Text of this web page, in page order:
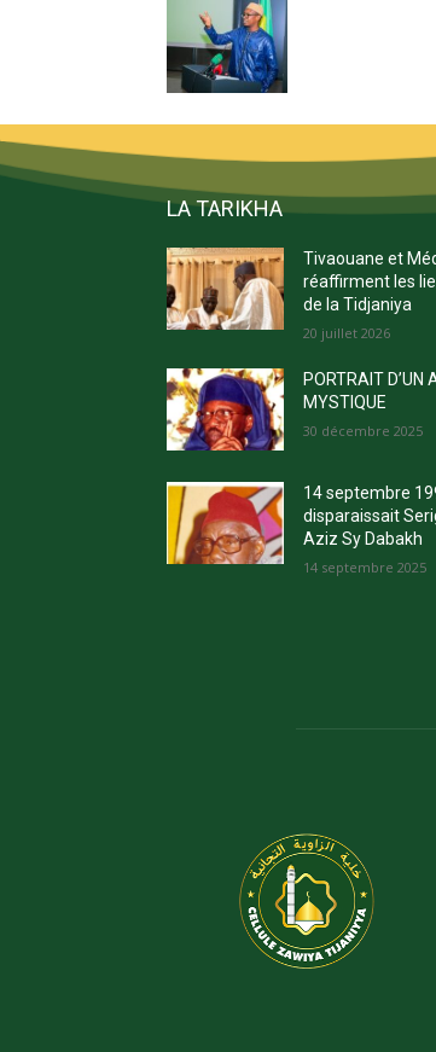
LA TARIKHA
Tivaouane et
réaffirment les
de la Tidjaniya
20 juillet 2026
PORTRAIT D’UN
MYSTIQUE
30 décembre 2025
14 septembre
disparaissait
Aziz Sy Dabakh
14 septembre 2025